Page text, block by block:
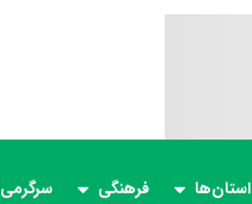
استان‌ها فرهنگی سرگرمی